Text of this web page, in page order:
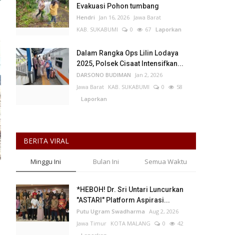
Evakuasi Pohon tumbang
Hendri Jan 16, 2026 Jawa Barat
KAB. SUKABUMI
0 67 Laporkan
Dalam Rangka Ops Lilin Lodaya
2025, Polsek Cisaat Intensifkan...
DARSONO BUDIMAN
Jan 2, 2026
Jawa Barat KAB. SUKABUMI 0
58
Laporkan
BERITA VIRAL
Minggu Ini Bulan Ini Semua Waktu
*HEBOH! Dr. Sri Untari Luncurkan
"ASTARI" Platform Aspirasi...
Putu Ugram Swadharma Aug 2, 2026
Jawa Timur KOTA MALANG 0
42